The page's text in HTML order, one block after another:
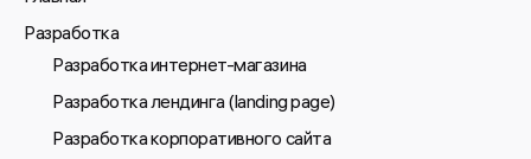
Разработка
Разработка интернет-магазина
Разработка лендинга (landing page)
Разработка корпоративного сайта